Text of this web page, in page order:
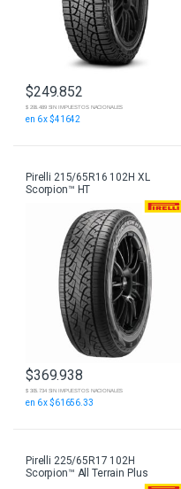
$249.852
$ 206.489 SIN IMPUESTOS NACIONALES
en 6 x $41642
Pirelli 215/65R16 102H XL
Scorpion™ HT
$369.938
$ 305.734 SIN IMPUESTOS NACIONALES
en 6 x $61656.33
Pirelli 225/65R17 102H
Scorpion™ All Terrain Plus